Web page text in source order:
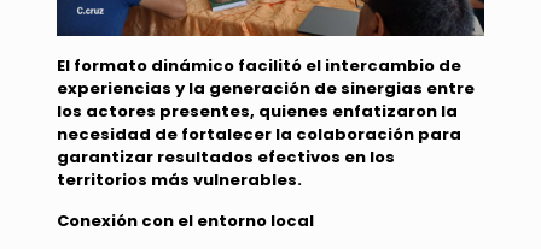
El formato dinámico facilitó el intercambio de
experiencias y la generación de sinergias entre
los actores presentes, quienes enfatizaron la
necesidad de fortalecer la colaboración para
garantizar resultados efectivos en los
territorios más vulnerables.
Conexión con el entorno local